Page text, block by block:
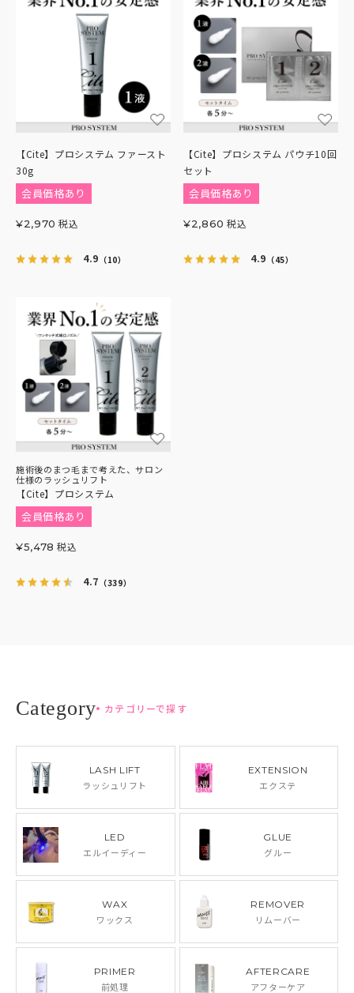
【Cite】プロシステム ファースト
30g
会員価格あり
¥2,970 税込
4.9 （10）
【Cite】プロシステム パウチ10回
セット
会員価格あり
¥2,860 税込
4.9 （45）
施術後のまつ毛まで考えた、サロン
仕様のラッシュリフト
【Cite】プロシステム
会員価格あり
¥5,478 税込
4.7 （339）
カテゴリーで探す
LASH LIFT
ラッシュリフト
EXTENSION
エクステ
LED
エルイーディー
GLUE
グルー
WAX
ワックス
REMOVER
リムーバー
PRIMER
前処理
AFTERCARE
アフターケア